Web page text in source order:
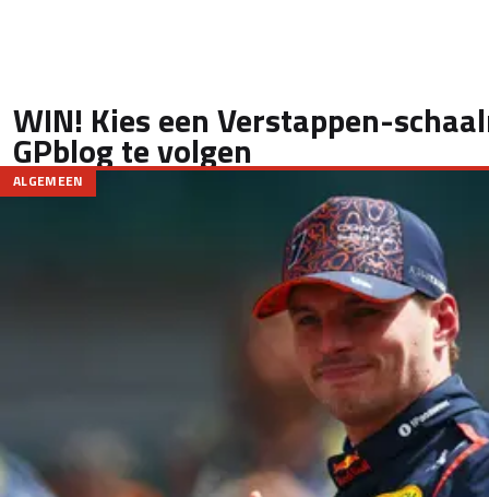
WIN! Kies een Verstappen-
GPblog te volgen
ALGEMEEN